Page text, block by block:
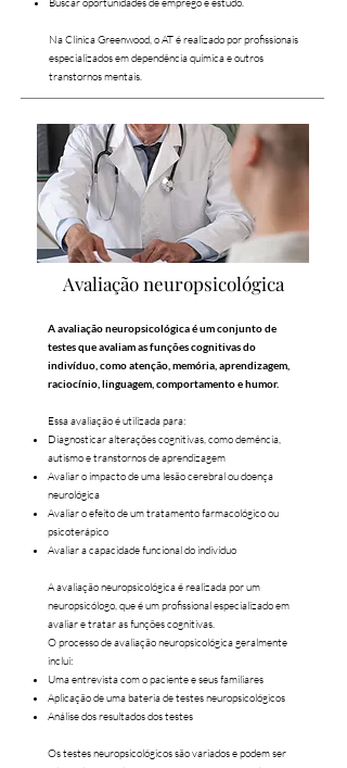
Na Clínica Greenwood, o AT é realizado por profissionais
especializados em dependência química e outros
transtornos mentais.
Avaliação neuropsicológica
A avaliação neuropsicológica é um conjunto de
testes que avaliam as funções cognitivas do
indivíduo, como atenção, memória, aprendizagem,
raciocínio, linguagem, comportamento e humor.
Essa avaliação é utilizada para:
Diagnosticar alterações cognitivas, como demência,
autismo e transtornos de aprendizagem
Avaliar o impacto de uma lesão cerebral ou doença
neurológica
Avaliar o efeito de um tratamento farmacológico ou
psicoterápico
Avaliar a capacidade funcional do indivíduo
A avaliação neuropsicológica é realizada por um
neuropsicólogo, que é um profissional especializado em
avaliar e tratar as funções cognitivas.
O processo de avaliação neuropsicológica geralmente
inclui:
Uma entrevista com o paciente e seus familiares
Aplicação de uma bateria de testes neuropsicológicos
Análise dos resultados dos testes
Os testes neuropsicológicos são variados e podem ser